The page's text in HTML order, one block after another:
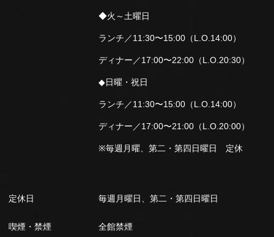
◆火～土曜日
ランチ／11:30〜15:00（L.O.14:00）
ディナー／17:00〜22:00（L.O.20:30）
◆日曜・祝日
ランチ／11:30〜15:00（L.O.14:00）
ディナー／17:00〜21:00（L.O.20:00）
※毎週月曜、第二・第四日曜日 定休
定休日 毎週月曜日、第二・第四日曜日
喫煙・禁煙 全館禁煙